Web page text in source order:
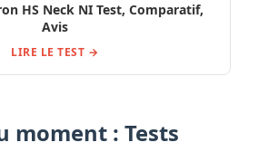
NI Test, Comparatif,
Avis
LIRE LE TEST →
moment : Tests